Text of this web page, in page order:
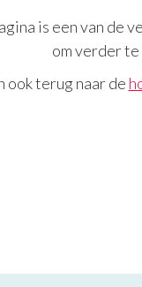
is een van de
om verder te
ook terug naar de